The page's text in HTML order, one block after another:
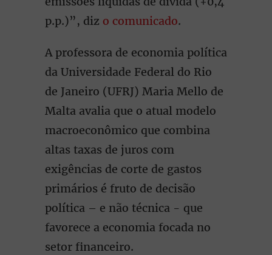
p.p.)”, diz o comunicado.
A professora de economia política
da Universidade Federal do Rio
de Janeiro (UFRJ) Maria Mello de
Malta avalia que o atual modelo
macroeconômico que combina
altas taxas de juros com
exigências de corte de gastos
primários é fruto de decisão
política – e não técnica - que
favorece a economia focada no
setor financeiro.